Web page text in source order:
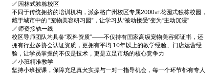
✅ 园林式独栋校区
不同于传统拥挤的培训机构，派多格广州校区专属2000㎡花园式独栋校园，
藏于城市中的 “宠物美容研习园”，让学习从“被动接受”变为“主动沉浸”
✅ 师资接轨一线
校区导师团队均具备“双料资质”——不仅持有国家高级宠物美容师证书，还
拥有行业多协会认证资质，更拥有平均 10年以上的教学经验、门店运营经
验，让学员掌握的不仅是技术，更是立足市场的核心竞争力
✅ 小班精准教学
坚持小班授课，保障充足真犬实操与一对一指导机会，每一个环节都有专人